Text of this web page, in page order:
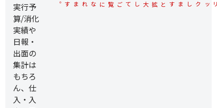
実行予
算/消化
実績や
日報・
出面の
集計は
もちろ
ん、仕
入・入
※各サンプル画面上でクリックしますと拡大してご覧になれます。